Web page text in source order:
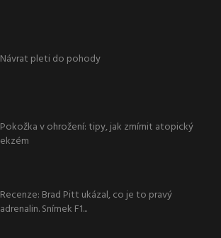
Návrat pleti do pohody
Pokožka v ohrožení: tipy, jak zmírnit atopický
ekzém
Recenze: Brad Pitt ukázal, co je to pravý
adrenalin. Snímek F1...